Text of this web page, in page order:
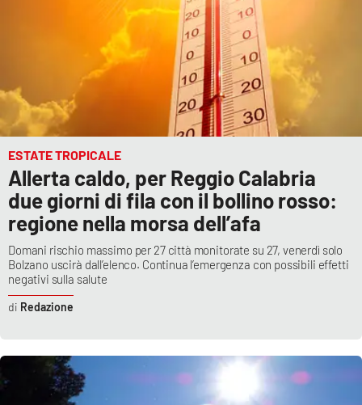
ESTATE TROPICALE
Allerta caldo, per Reggio Calabria
due giorni di fila con il bollino rosso:
regione nella morsa dell’afa
Domani rischio massimo per 27 città monitorate su 27, venerdì solo
Bolzano uscirà dall’elenco. Continua l’emergenza con possibili effetti
negativi sulla salute
Redazione